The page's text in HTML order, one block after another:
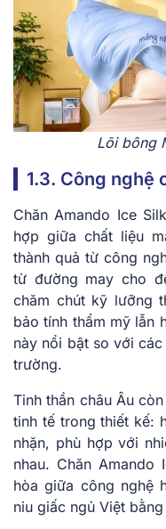
Lõi bông
1.3. Công nghệ
Chăn Amando Ice
hợp giữa chất liệu
thành quả từ công
từ đường may cho
chăm chút kỹ lưỡng
bảo tính thẩm mỹ lẫn
này nổi bật so với
trường.
Tinh thần châu Âu
tinh tế trong thiết kế:
nhặn, phù hợp với
nhau. Chăn
hòa giữa công nghệ
niu giấc ngủ Việt